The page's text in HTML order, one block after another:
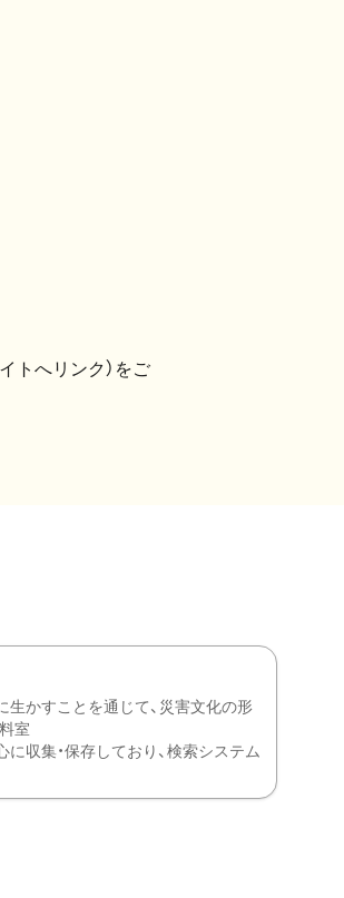
トへリンク）をご
生かすことを通じて、災害文化の形
室
収集・保存しており、検索システム